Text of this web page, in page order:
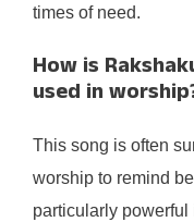
times of need.
How is
used in
This song is often
worship to remind
particularly